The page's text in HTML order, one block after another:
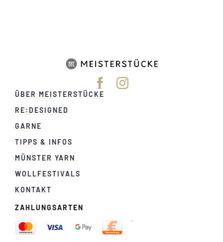
ÜBER MEISTERSTÜCKE
RE:DESIGNED
GARNE
TIPPS & INFOS
MÜNSTER YARN
WOLLFESTIVALS
KONTAKT
ZAHLUNGSARTEN